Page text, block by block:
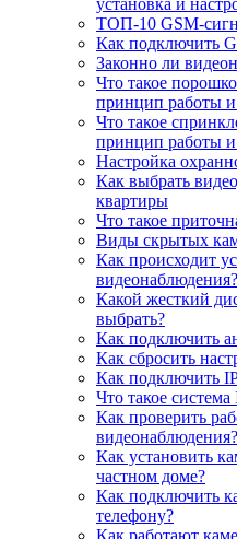
установка и
ТОП-10 GSM-
Как подключить
Законно ли
Что такое
принцип работы
Что такое
принцип работы
Настройка
Как выбрать
квартиры
Что такое
Виды скрытых
Как происходит
видеонаблюдения?
Какой жесткий
выбрать?
Как подключить
Как сбросить
Как подключить
Что такое
Как проверить
видеонаблюдения?
Как установить
частном доме?
Как подключить
телефону?
Как работают